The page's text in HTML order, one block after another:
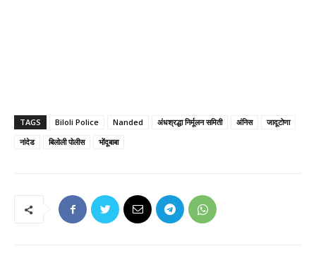
TAGS Biloli Police Nanded अंधश्रद्धा निर्मूलन समिती अंनिस
जादूटोणा
नांदेड
बिलोली पोलीस भोंदूबाबा